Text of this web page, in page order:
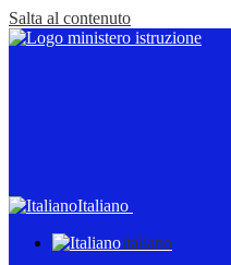
Salta al contenuto
Italiano
Italiano